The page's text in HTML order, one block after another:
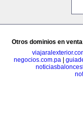
Otros dominios en
negocios.com.pa|